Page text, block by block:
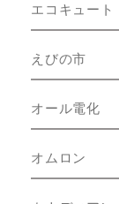
エコキュート
えびの市
オール電化
オムロン